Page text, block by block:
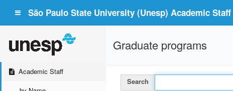
São Paulo State University (Unesp) Academic
Academic Staff
Graduate programs
Search